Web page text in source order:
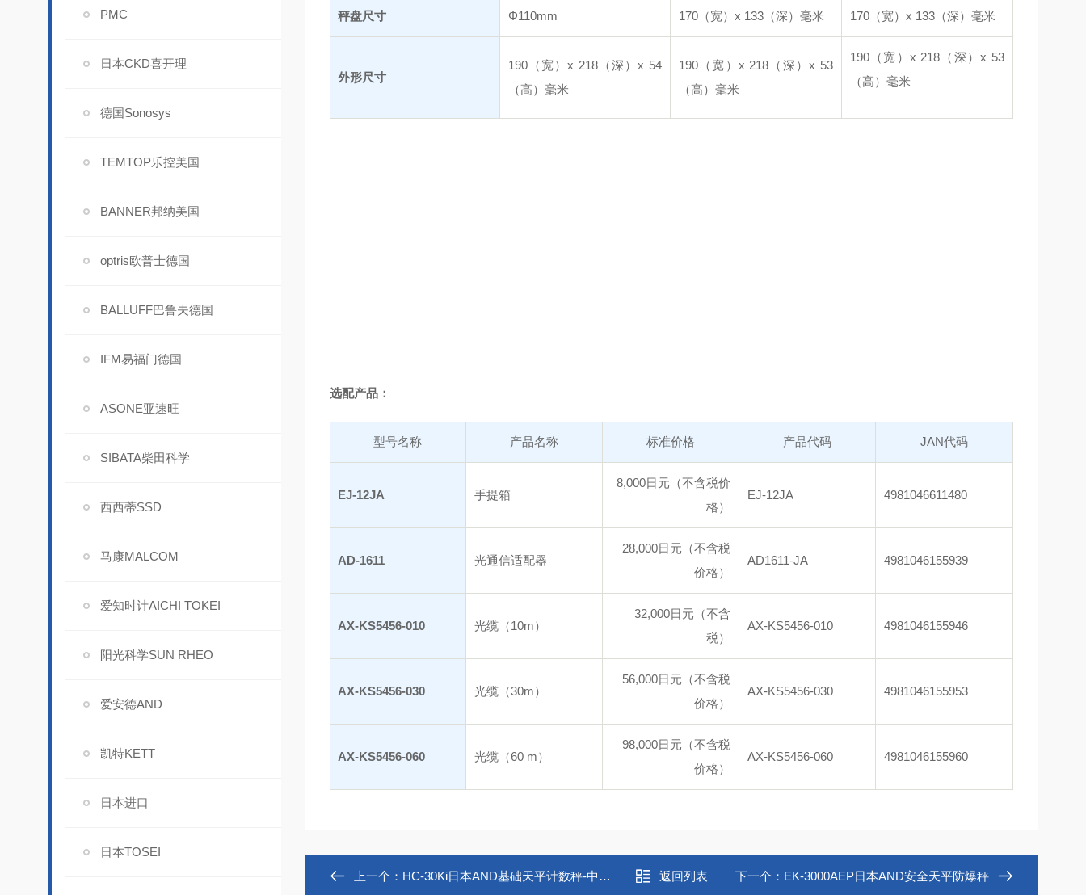
PMC
日本CKD喜开理
德国Sonosys
TEMTOP乐控美国
BANNER邦纳美国
optris欧普士德国
BALLUFF巴鲁夫德国
IFM易福门德国
ASONE亚速旺
SIBATA柴田科学
西西蒂SSD
马康MALCOM
爱知时计AICHI TOKEI
阳光科学SUN RHEO
爱安德AND
凯特KETT
日本进口
日本TOSEI
秤盘尺寸 Φ110mm 170（宽）x 133（深）毫米 170（宽）x 133（深）毫米
外形尺寸
190（宽）x 218（深）x 54
（高）毫米
190（宽）x 218（深）x 53
（高）毫米
190（宽）x 218（深）x 53
（高）毫米
选配产品：
型号名称 产品名称 标准价格 产品代码 JAN代码
EJ-12JA 手提箱
8,000日元（不含税价
格）
EJ-12JA 4981046611480
AD-1611 光通信适配器
28,000日元（不含税
价格）
AD1611-JA 4981046155939
AX-KS5456-010 光缆（10m）
32,000日元（不含
税）
AX-KS5456-010 4981046155946
AX-KS5456-030 光缆（30m）
56,000日元（不含税
价格）
AX-KS5456-030 4981046155953
AX-KS5456-060 光缆（60 m）
98,000日元（不含税
价格）
AX-KS5456-060 4981046155960
上一个： HC-30Ki日本AND基础天平计数秤-中村供应 返回列表 下一个： EK-3000AEP日本AND安全天平防爆秤